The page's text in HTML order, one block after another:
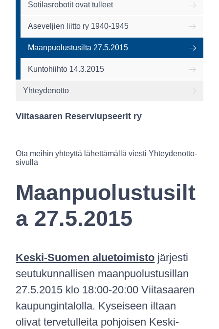
Sotilasrobotit ovat tulleet
Aseveljien liitto ry 1940-1945
Maanpuolustusilta 27.5.2015
Kuntohiihto 14.3.2015
Yhteydenotto
Viitasaaren Reserviupseerit ry
Ota meihin yhteyttä lähettämällä viesti Yhteydenotto-
sivulla
Maanpuolustusilt
a 27.5.2015
Keski-Suomen aluetoimisto järjesti
seutukunnallisen maanpuolustusillan
27.5.2015 klo 18:00-20:00 Viitasaaren
kaupungintalolla. Kyseiseen iltaan
olivat tervetulleita pohjoisen Keski-